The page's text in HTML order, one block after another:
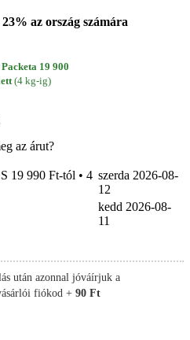
az ország számára
19 900
(4 kg-ig)
az árut?
19 990 Ft-tól • 4 szerda 2026-08-
12
kedd 2026-08-
11
után azonnal jóváírjuk a
fiókod + 90 Ft